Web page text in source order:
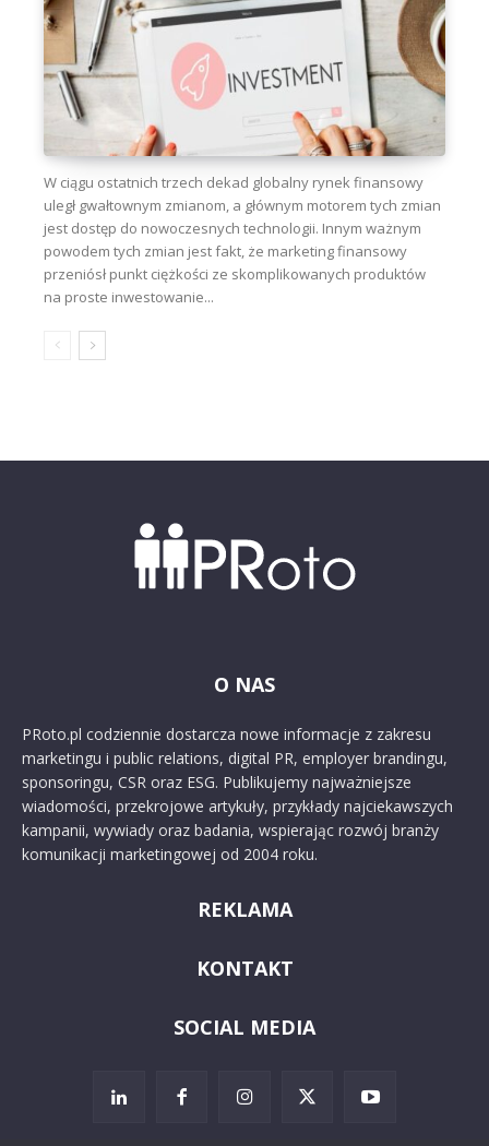
W ciągu ostatnich trzech dekad globalny rynek finansowy
uległ gwałtownym zmianom, a głównym motorem tych zmian
jest dostęp do nowoczesnych technologii. Innym ważnym
powodem tych zmian jest fakt, że marketing finansowy
przeniósł punkt ciężkości ze skomplikowanych produktów
na proste inwestowanie...
O NAS
PRoto.pl codziennie dostarcza nowe informacje z zakresu
marketingu i public relations, digital PR, employer brandingu,
sponsoringu, CSR oraz ESG. Publikujemy najważniejsze
wiadomości, przekrojowe artykuły, przykłady najciekawszych
kampanii, wywiady oraz badania, wspierając rozwój branży
komunikacji marketingowej od 2004 roku.
REKLAMA
KONTAKT
SOCIAL MEDIA